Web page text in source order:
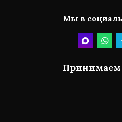
Принимаем
Мы в